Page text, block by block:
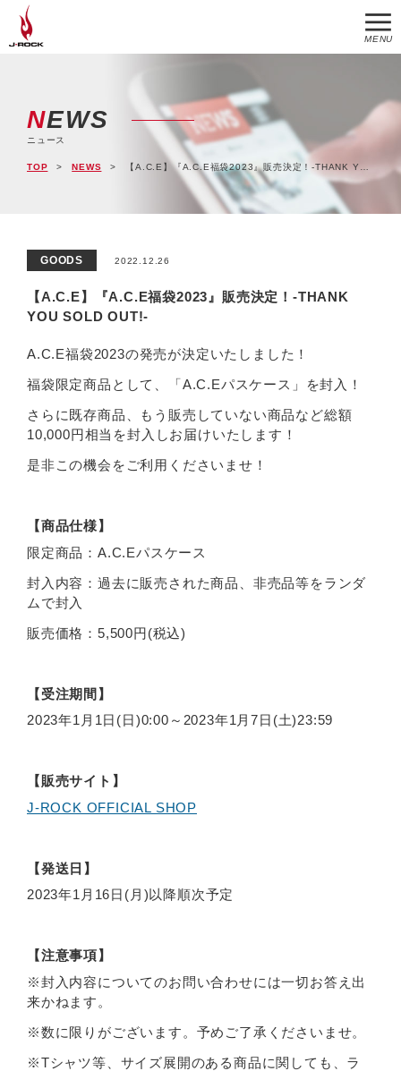
MENU
NEWS
ニュース
TOP NEWS 【A.C.E】『A.C.E福袋2023』販売決定！-THANK YOU SOLD OUT!-
GOODS 2022.12.26
【A.C.E】『A.C.E福袋2023』販売決定！-THANK
YOU SOLD OUT!-
A.C.E福袋2023の発売が決定いたしました！
福袋限定商品として、「A.C.Eパスケース」を封入！
さらに既存商品、もう販売していない商品など総額
10,000円相当を封入しお届けいたします！
是非この機会をご利用くださいませ！
【商品仕様】
限定商品：A.C.Eパスケース
封入内容：過去に販売された商品、非売品等をランダ
ムで封入
販売価格：5,500円(税込)
【受注期間】
2023年1月1日(日)0:00～2023年1月7日(土)23:59
【販売サイト】
J-ROCK OFFICIAL SHOP
【発送日】
2023年1月16日(月)以降順次予定
【注意事項】
※封入内容についてのお問い合わせには一切お答え出
来かねます。
※数に限りがございます。予めご了承くださいませ。
※Tシャツ等、サイズ展開のある商品に関しても、ラ